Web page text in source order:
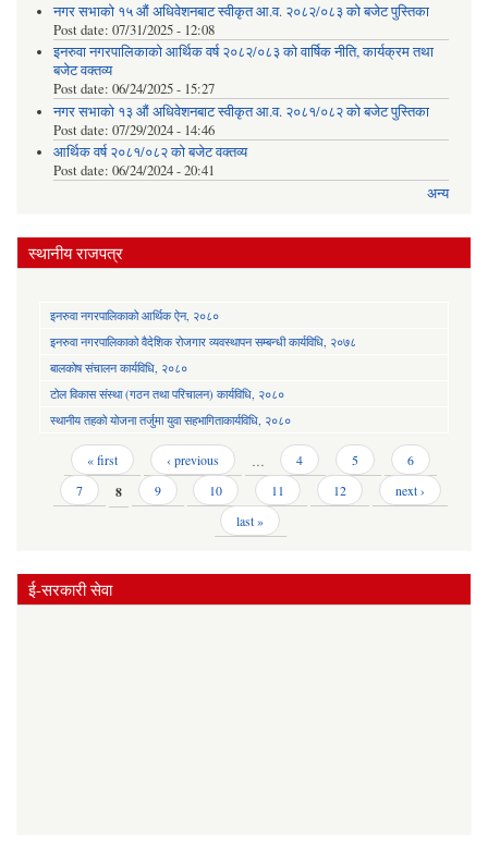
नगर सभाको १५ औं अधिवेशनबाट स्वीकृत आ.व. २०८२/०८३ को बजेट पुस्तिका
Post date: 07/31/2025 - 12:08
इनरुवा नगरपालिकाको आर्थिक वर्ष २०८२/०८३ को वार्षिक नीति, कार्यक्रम तथा
बजेट वक्तव्य
Post date: 06/24/2025 - 15:27
नगर सभाको १३ औं अधिवेशनबाट स्वीकृत आ.व. २०८१/०८२ को बजेट पुस्तिका
Post date: 07/29/2024 - 14:46
आर्थिक वर्ष २०८१/०८२ को बजेट वक्तव्य
Post date: 06/24/2024 - 20:41
अन्य
स्थानीय राजपत्र
इनरुवा नगरपालिकाको आर्थिक ऐन, २०८०
इनरुवा नगरपालिकाको वैदेशिक रोजगार व्यवस्थापन सम्बन्धी कार्यविधि, २०७८
बालकोष संचालन कार्यविधि, २०८०
टोल विकास संस्था (गठन तथा परिचालन) कार्यविधि, २०८०
स्थानीय तहको योजना तर्जुमा युवा सहभागिताकार्यविधि, २०८०
Pages « first ‹ previous … 4 5
6
7
8 9 10 11 12
next ›
last »
ई-सरकारी सेवा